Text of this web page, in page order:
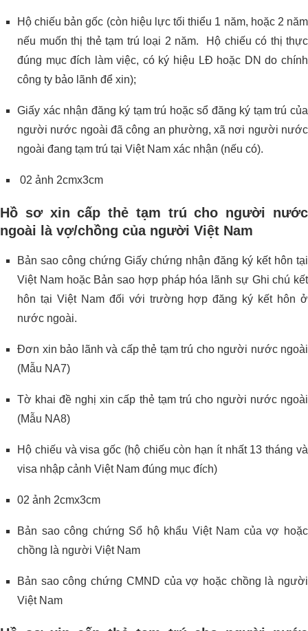
Hộ chiếu bản gốc (còn hiệu lực tối thiểu 1 năm, hoặc 2 năm
nếu muốn thị thẻ tạm trú loại 2 năm. Hộ chiếu có thị thực
đúng mục đích làm việc, có ký hiệu LĐ hoặc DN do chính
công ty bảo lãnh để xin);
Giấy xác nhận đăng ký tạm trú hoặc sổ đăng ký tạm trú của
người nước ngoài đã công an phường, xã nơi người nước
ngoài đang tạm trú tại Việt Nam xác nhận (nếu có).
02 ảnh 2cmx3cm
Hồ sơ xin cấp thẻ tạm trú cho người nước
ngoài là vợ/chồng của người Việt Nam
Bản sao công chứng Giấy chứng nhận đăng ký kết hôn tại
Việt Nam hoặc Bản sao hợp pháp hóa lãnh sự Ghi chú kết
hôn tại Việt Nam đối với trường hợp đăng ký kết hôn ở
nước ngoài.
Đơn xin bảo lãnh và cấp thẻ tạm trú cho người nước ngoài
(Mẫu NA7)
Tờ khai đề nghị xin cấp thẻ tạm trú cho người nước ngoài
(Mẫu NA8)
Hộ chiếu và visa gốc (hộ chiếu còn hạn ít nhất 13 tháng và
visa nhập cảnh Việt Nam đúng mục đích)
02 ảnh 2cmx3cm
Bản sao công chứng Sổ hộ khẩu Việt Nam của vợ hoặc
chồng là người Việt Nam
Bản sao công chứng CMND của vợ hoặc chồng là người
Việt Nam